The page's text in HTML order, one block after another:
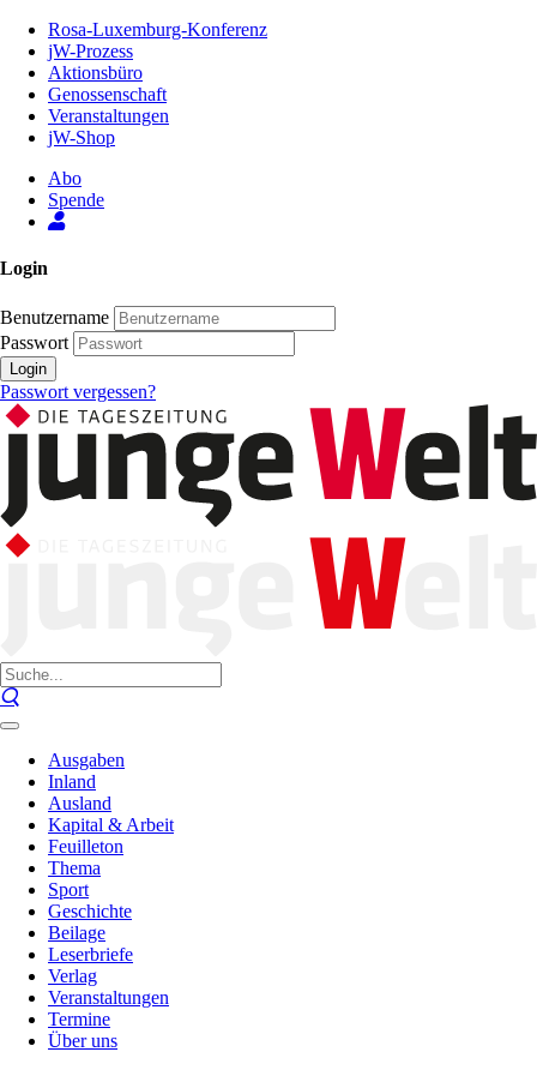
Inhalt
Seite
Rosa-Luxemburg-Konferenz
jW-Prozess
Aktionsbüro
Genossenschaft
Veranstaltungen
jW-Shop
Abo
Spende
Login
Benutzername
Passwort
Login
Passwort vergessen?
Ausgaben
Inland
Ausland
Kapital & Arbeit
Feuilleton
Thema
Sport
Geschichte
Beilage
Leserbriefe
Verlag
Veranstaltungen
Termine
Über uns